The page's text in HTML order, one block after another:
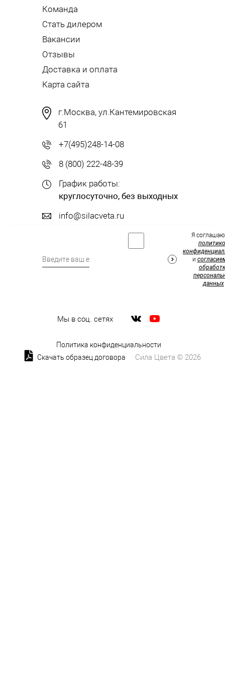
Команда
Стать дилером
Вакансии
Отзывы
Доставка и оплата
Карта сайта
г.Москва, ул.Кантемировская
61
+7(495)248-14-08
8 (800) 222-48-39
График работы:
круглосуточно, без выходных
info@silacveta.ru
Мы в соц. сетях
Я
и
данных
Политика конфиденциальности
Скачать образец договора
Сила Цвета © 2026